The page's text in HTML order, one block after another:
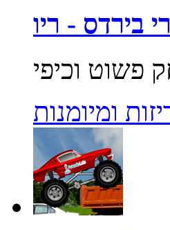
בירדס - ריו
ומיומנות